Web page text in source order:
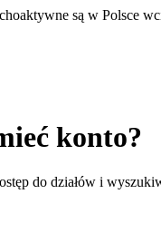
są w Polsce
konto?
do działów i